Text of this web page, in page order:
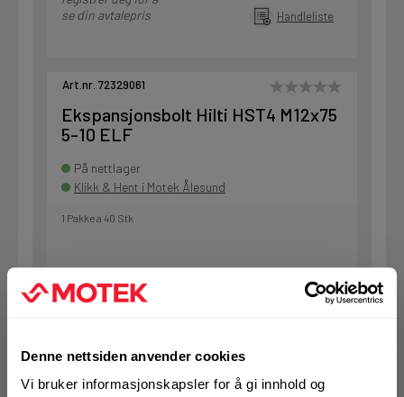
Denne nettsiden anvender cookies
Vi bruker informasjonskapsler for å gi innhold og
se din avtalepris
Handleliste
Art.nr. 72329061
Ekspansjonsbolt Hilti HST4 M12x75
5-10 ELF
På nettlager
Klikk & Hent i Motek Ålesund
1 Pakke a 40 Stk